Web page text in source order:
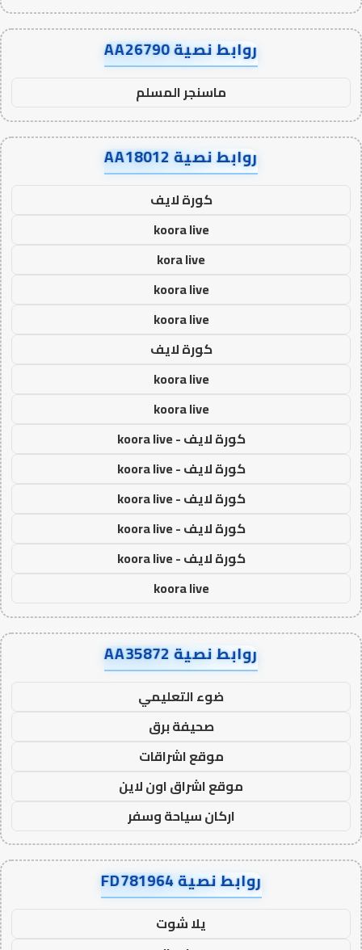
روابط نصية AA26790
ماسنجر المسلم
روابط نصية AA18012
كورة لايف
koora live
kora live
koora live
koora live
كورة لايف
koora live
koora live
كورة لايف - koora live
كورة لايف - koora live
كورة لايف - koora live
كورة لايف - koora live
كورة لايف - koora live
koora live
روابط نصية AA35872
ضوء التعليمي
صحيفة برق
موقع اشراقات
موقع اشراق اون لاين
اركان سياحة وسفر
روابط نصية FD781964
يلا شوت